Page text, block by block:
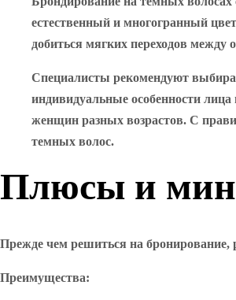
естественный и многогранный
добиться мягких переходов
Специалисты рекомендуют
индивидуальные особенности
женщин разных возрастов. С
темных волос.
Плюсы и
Прежде чем решиться на
Преимущества: